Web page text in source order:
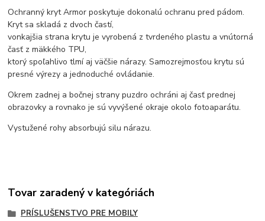
Ochranný kryt Armor poskytuje dokonalú ochranu pred pádom.
Kryt sa skladá z dvoch častí,
vonkajšia strana krytu je vyrobená z tvrdeného plastu a vnútorná
časť z mäkkého TPU,
ktorý spoľahlivo tlmí aj väčšie nárazy.Samozrejmosťou krytu sú
presné výrezy a jednoduché ovládanie.
Okrem zadnej a bočnej strany puzdro ochráni aj časť prednej
obrazovky a rovnako je sú vyvýšené okraje okolo fotoaparátu.
Vystužené rohy absorbujú silu nárazu.
Tovar zaradený v kategóriách
PRÍSLUŠENSTVO PRE MOBILY